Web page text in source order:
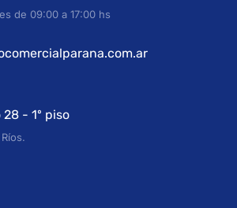
de 09:00 a 17:00 hs
- 1º piso